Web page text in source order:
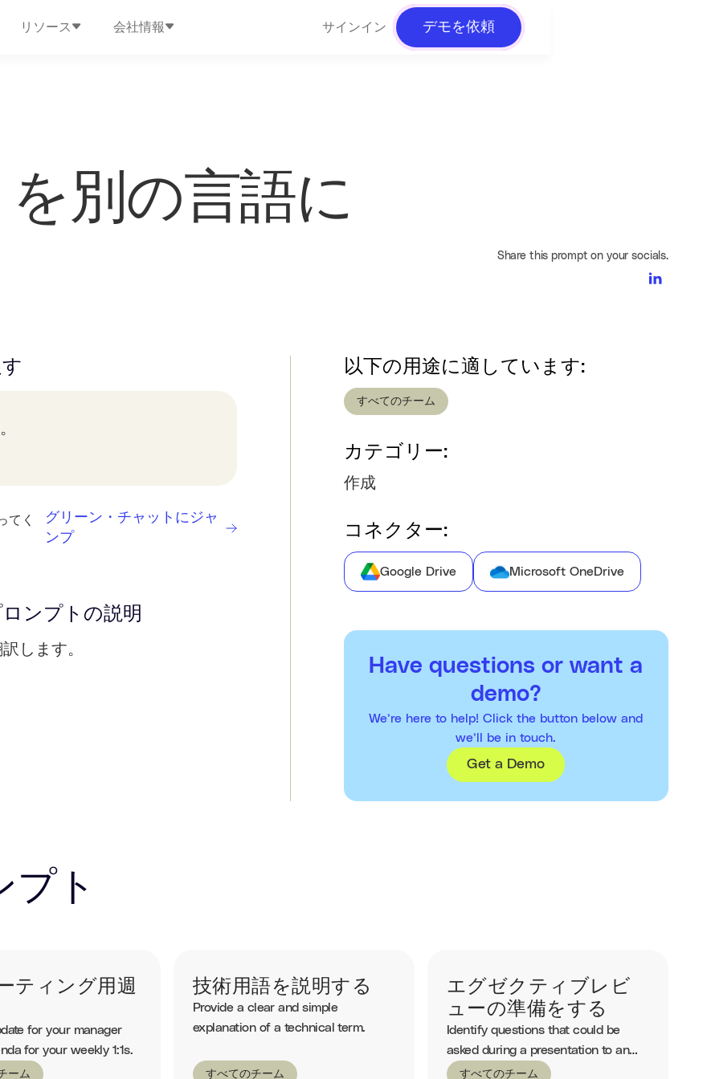
リソース 会社情報 サインイン デモを依頼
を別の言語に
Share this prompt on your socials.
てく
グリーン・チャットにジャ
ンプ
ロンプトの説明
します。
以下の用途に適しています:
すべてのチーム
カテゴリー:
作成
コネクター:
Google Drive Microsoft OneDrive
Have questions or want a
demo?
We’re here to help! Click the button below and
we’ll be in touch.
Get a Demo
プト
ティング用週
for your manager
for your weekly 1:1s.
ーム
技術用語を説明する
Provide a clear and simple
explanation of a technical term.
すべてのチーム
エグゼクティブレビ
ューの準備をする
Identify questions that could be
asked during a presentation to an
executive.
すべてのチーム